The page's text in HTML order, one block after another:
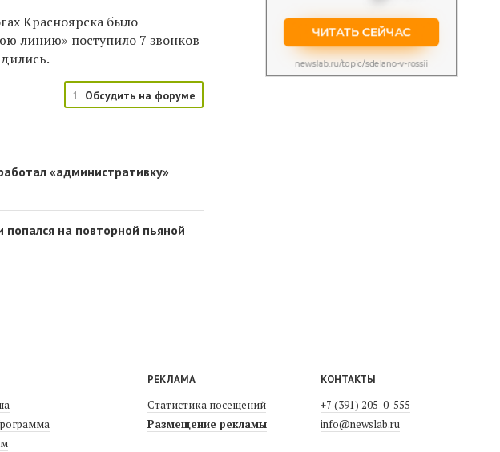
Красноярска было
линию» поступило 7 звонков
1 Обсудить на форуме
«административку»
попался на повторной пьяной
РЕКЛАМА
Статистика посещений
Размещение рекламы
КОНТАКТЫ
+7 (391) 205-0-555
info@newslab.ru